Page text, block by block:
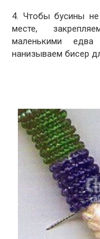
4. Чтобы бусины
месте,
маленькими
нанизываем бисер